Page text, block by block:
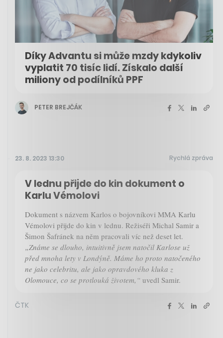
Díky Advantu si může mzdy kdykoliv
vyplatit 70 tisíc lidí. Získalo další
miliony od podílníků PPF
PETER BREJČÁK
23. 8. 2023 13:30 Rychlá zpráva
V lednu přijde do kin dokument o
Karlu Vémolovi
Dokument s názvem Karlos o bojovníkovi MMA Karlu
Vémolovi přijde do kin v lednu. Režiséři Michal Samir a
Šimon Šafránek na něm pracovali víc než deset let.
„Známe se dlouho, intuitivně jsem natočil Karlose už
před mnoha lety v Londýně. Máme ho proto natočeného
ne jako celebritu, ale jako opravdového kluka z
Olomouce, co se protlouká životem,“ uvedl Samir.
ČTK